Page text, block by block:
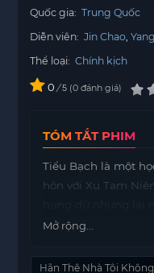
Quốc gia: Trung Quốc
Diễn viên: Jin Chao
Thể loại: Chính kịch
0 / 5 0 đánh giá
TÓM TẮT PHIM
Tiểu Bạch là một
hôn với Xu Tam
đầu, cuộc hôn
một mối quan hệ
Mở rộng...
Hãn Thê Nhà Tôi